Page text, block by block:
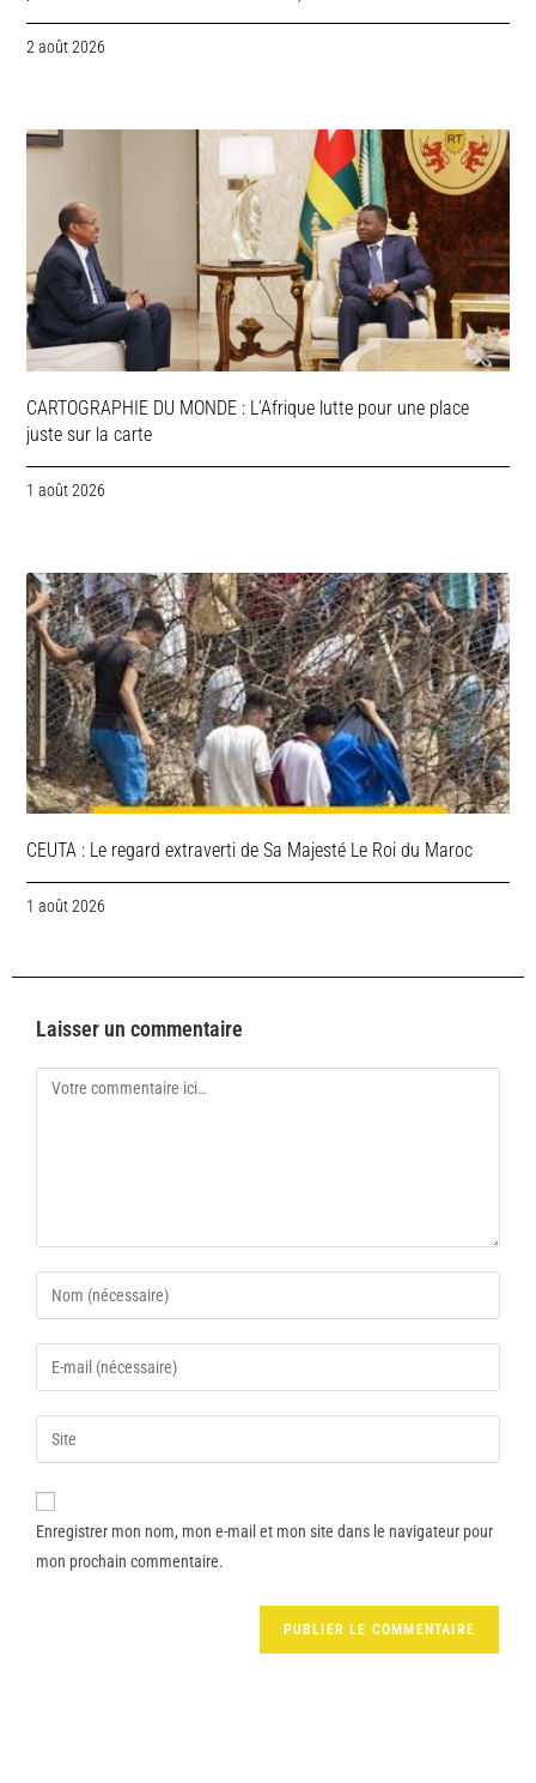
2 août 2026
CARTOGRAPHIE DU MONDE : L’Afrique lutte pour une place
juste sur la carte
1 août 2026
CEUTA : Le regard extraverti de Sa Majesté Le Roi du Maroc
1 août 2026
Laisser un commentaire
Enregistrer mon nom, mon e-mail et mon site dans le navigateur pour
mon prochain commentaire.